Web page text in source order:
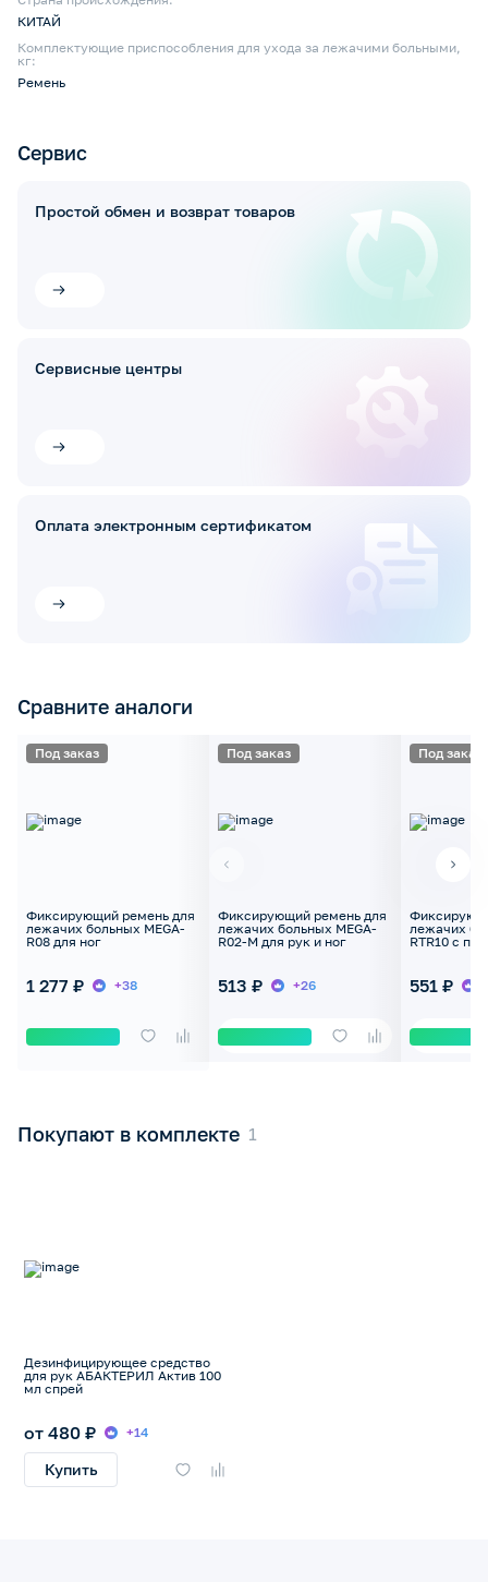
КИТАЙ
Комплектующие приспособления для ухода за лежачими больными,
кг:
Ремень
Сервис
Простой обмен и возврат товаров
Сервисные центры
Оплата электронным сертификатом
Сравните аналоги
Под заказ
Фиксирующий ремень для
лежачих больных MEGA-
R08 для ног
1 277 ₽ +38
Под заказ
Фиксирующий ремень для
лежачих больных MEGA-
R02-М для рук и ног
513 ₽ +26
Под заказ
лежачих
RTR10 с
551 ₽
Покупают в комплекте
Дезинфицирующее средство
для рук АБАКТЕРИЛ Актив 100
мл спрей
от 480 ₽ +14
Купить